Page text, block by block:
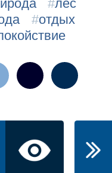
#лес
#отдых